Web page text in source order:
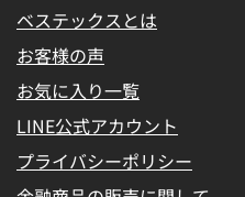
ベステックスとは
お客様の声
お気に入り一覧
LINE公式アカウント
プライバシーポリシー